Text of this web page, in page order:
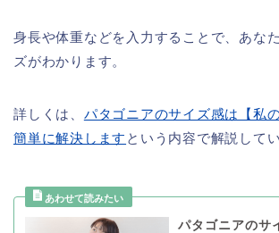
身長や体重などを入力することで、あな
ズがわかります。
詳しくは、 パタゴニアのサイズ感は【私
簡単に解決します という内容で解説してい
パタゴニアのサ